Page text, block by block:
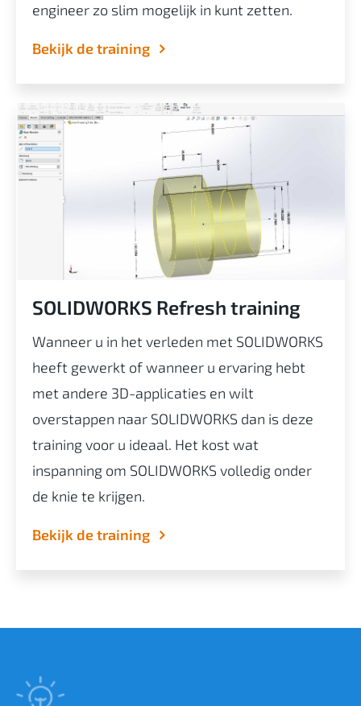
engineer zo slim mogelijk in kunt zetten.
Bekijk de training
SOLIDWORKS Refresh training
Wanneer u in het verleden met SOLIDWORKS
heeft gewerkt of wanneer u ervaring hebt
met andere 3D-applicaties en wilt
overstappen naar SOLIDWORKS dan is deze
training voor u ideaal. Het kost wat
inspanning om SOLIDWORKS volledig onder
de knie te krijgen.
Bekijk de training